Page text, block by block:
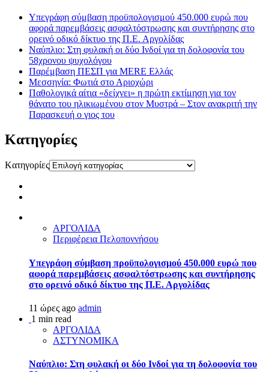
Υπεγράφη σύμβαση προϋπολογισμού 450.000 ευρώ που
αφορά παρεμβάσεις ασφαλτόστρωσης και συντήρησης στο
ορεινό οδικό δίκτυο της Π.Ε. Αργολίδας
Ναύπλιο: Στη φυλακή οι δύο Ινδοί για τη δολοφονία του
58χρονου ψυχολόγου
Παρέμβαση ΠΕΣΠ για MERE Ελλάς
Μεσσηνία: Φωτιά στο Αριοχώρι
Παθολογικά αίτια «δείχνει» η πρώτη εκτίμηση για τον
θάνατο του ηλικιωμένου στον Μυστρά – Στον ανακριτή την
Παρασκευή ο γιος του
Kατηγορίες
Kατηγορίες
ΑΡΓΟΛΙΔΑ
Περιφέρεια Πελοποννήσου
Υπεγράφη σύμβαση προϋπολογισμού 450.000 ευρώ που
αφορά παρεμβάσεις ασφαλτόστρωσης και συντήρησης
στο ορεινό οδικό δίκτυο της Π.Ε. Αργολίδας
11 ώρες ago admin
1 min read
ΑΡΓΟΛΙΔΑ
ΑΣΤΥΝΟΜΙΚΑ
Ναύπλιο: Στη φυλακή οι δύο Ινδοί για τη δολοφονία του